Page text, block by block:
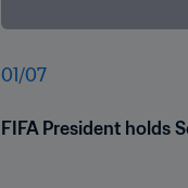
01/07
FIFA President holds